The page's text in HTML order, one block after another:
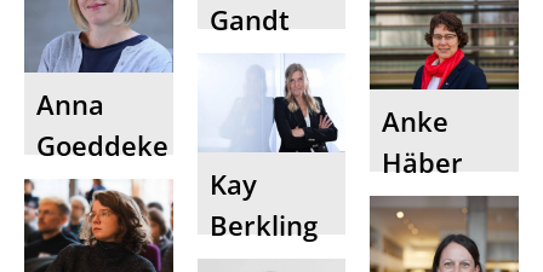
Gandt
Anna
Goeddeke
Anke
Häber
Kay
Berkling